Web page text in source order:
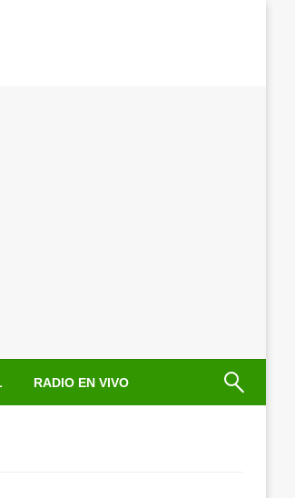
RADIO EN VIVO